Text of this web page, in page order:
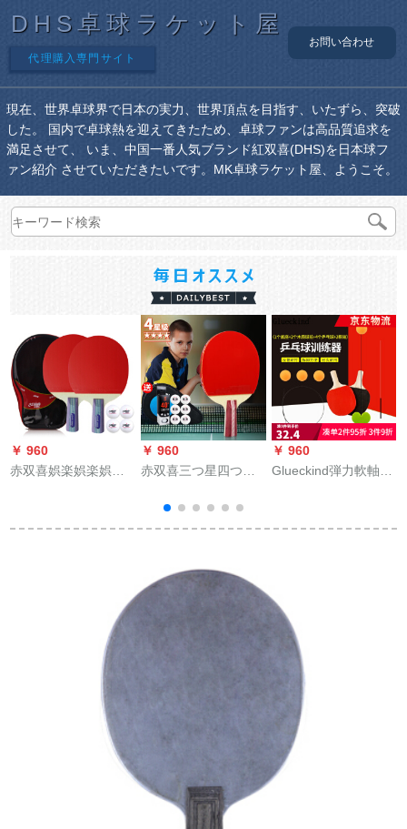
DHS卓球ラケット屋
代理購入専門サイト
お問い合わせ
現在、世界卓球界で日本の実力、世界頂点を目指す、いたずら、突破
した。 国内で卓球熱を迎えてきたため、卓球ファンは高品質追求を
満足させて、 いま、中国一番人気ブランド紅双喜(DHS)を日本球フ
ァン紹介 させていただきたいです。MK卓球ラケット屋、ようこそ。
￥ 960
赤双喜娯楽娯楽娯楽
んで、柄のゴムを直
￥ 960
赤双喜三つ星四つ星
射テ-プ学生初心者入
门フティネット完成
球4006【両面テ-プ】
を撮ります。
￥ 960
Glueckind弾力軟軸卓
ボアをリリースして
+4本のボア+2ラッケ
ト）